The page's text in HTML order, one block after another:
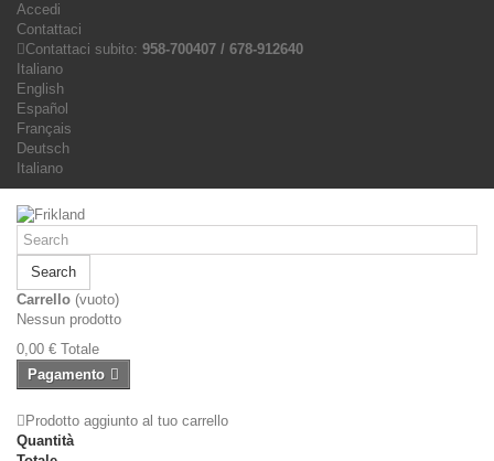
Accedi
Contattaci
Contattaci subito: 958-700407 / 678-912640
Italiano
English
Español
Français
Deutsch
Italiano
Search
Carrello (vuoto)
Nessun prodotto
0,00 € Totale
Pagamento
Prodotto aggiunto al tuo carrello
Quantità